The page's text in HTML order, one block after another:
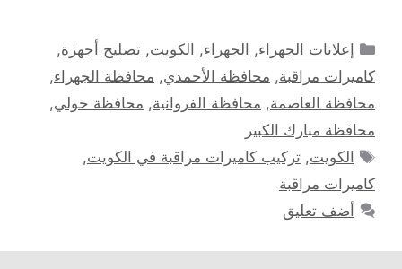
التصنيفات
إعلانات الجهراء, الجهراء, الكويت,تصليح أجهزة,
كاميرات مراقبة, محافظة الأحمدي, محافظة الجهراء,
محافظة العاصمة, محافظة الفروانية, محافظة حولي,
محافظة مبارك الكبير
الوسوم
الكويت,تركيب كاميرات مراقبة في الكويت,
كاميرات مراقبة
أضف تعليق